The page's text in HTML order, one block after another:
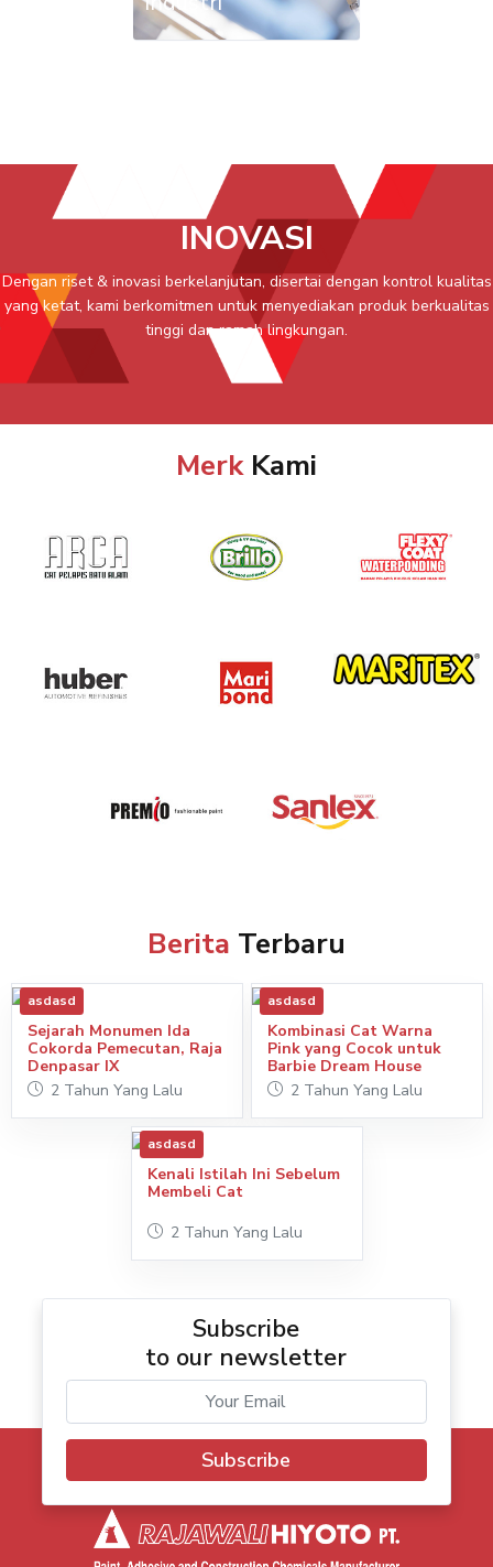
INOVASI
Dengan riset & inovasi berkelanjutan, disertai dengan kontrol kualitas
yang ketat, kami berkomitmen untuk menyediakan produk berkualitas
tinggi dan ramah lingkungan.
MerkKami
Berita Terbaru
asdasd
Sejarah Monumen Ida
Cokorda Pemecutan, Raja
Denpasar IX
2 Tahun Yang Lalu
asdasd
Kombinasi Cat Warna
Pink yang Cocok untuk
Barbie Dream House
2 Tahun Yang Lalu
asdasd
Kenali Istilah Ini Sebelum
Membeli Cat
2 Tahun Yang Lalu
Subscribe
to our newsletter
Subscribe